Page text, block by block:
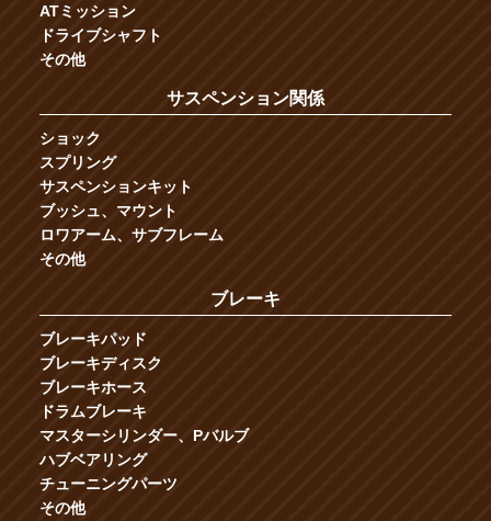
ATミッション
ドライブシャフト
その他
サスペンション関係
ショック
スプリング
サスペンションキット
ブッシュ、マウント
ロワアーム、サブフレーム
その他
ブレーキ
ブレーキパッド
ブレーキディスク
ブレーキホース
ドラムブレーキ
マスターシリンダー、Pバルブ
ハブベアリング
チューニングパーツ
その他